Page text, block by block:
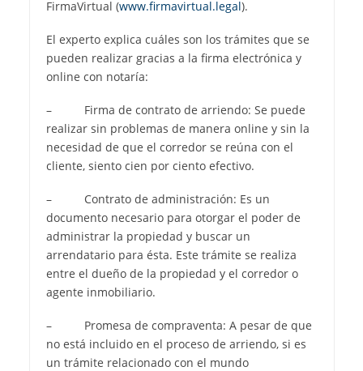
FirmaVirtual (www.firmavirtual.legal).
El experto explica cuáles son los trámites que se
pueden realizar gracias a la firma electrónica y
online con notaría:
– Firma de contrato de arriendo: Se puede
realizar sin problemas de manera online y sin la
necesidad de que el corredor se reúna con el
cliente, siento cien por ciento efectivo.
– Contrato de administración: Es un
documento necesario para otorgar el poder de
administrar la propiedad y buscar un
arrendatario para ésta. Este trámite se realiza
entre el dueño de la propiedad y el corredor o
agente inmobiliario.
– Promesa de compraventa: A pesar de que
no está incluido en el proceso de arriendo, si es
un trámite relacionado con el mundo